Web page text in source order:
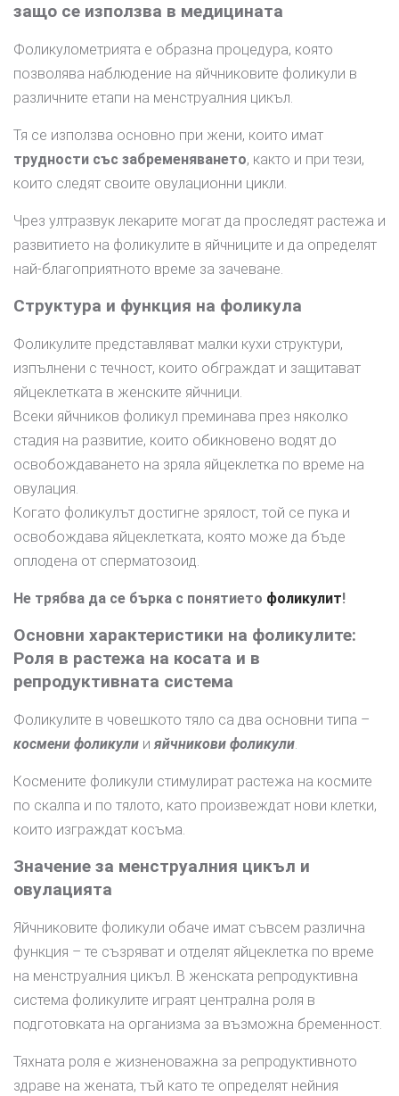
защо се използва в медицината
Фоликулометрията е образна процедура, която
позволява наблюдение на яйчниковите фоликули в
различните етапи на менструалния цикъл.
Тя се използва основно при жени, които имат
трудности със забременяването, както и при тези,
които следят своите овулационни цикли.
Чрез ултразвук лекарите могат да проследят растежа и
развитието на фоликулите в яйчниците и да определят
най-благоприятното време за зачеване.
Структура и функция на фоликула
Фоликулите представляват малки кухи структури,
изпълнени с течност, които обграждат и защитават
яйцеклетката в женските яйчници.
Всеки яйчников фоликул преминава през няколко
стадия на развитие, които обикновено водят до
освобождаването на зряла яйцеклетка по време на
овулация.
Когато фоликулът достигне зрялост, той се пука и
освобождава яйцеклетката, която може да бъде
оплодена от сперматозоид.
Не трябва да се бърка с понятието фоликулит!
Основни характеристики на фоликулите:
Роля в растежа на косата и в
репродуктивната система
Фоликулите в човешкото тяло са два основни типа –
космени фоликули ияйчникови фоликули.
Космените фоликули стимулират растежа на космите
по скалпа и по тялото, като произвеждат нови клетки,
които изграждат косъма.
Значение за менструалния цикъл и
овулацията
Яйчниковите фоликули обаче имат съвсем различна
функция – те съзряват и отделят яйцеклетка по време
на менструалния цикъл. В женската репродуктивна
система фоликулите играят централна роля в
подготовката на организма за възможна бременност.
Тяхната роля е жизненоважна за репродуктивното
здраве на жената, тъй като те определят нейния